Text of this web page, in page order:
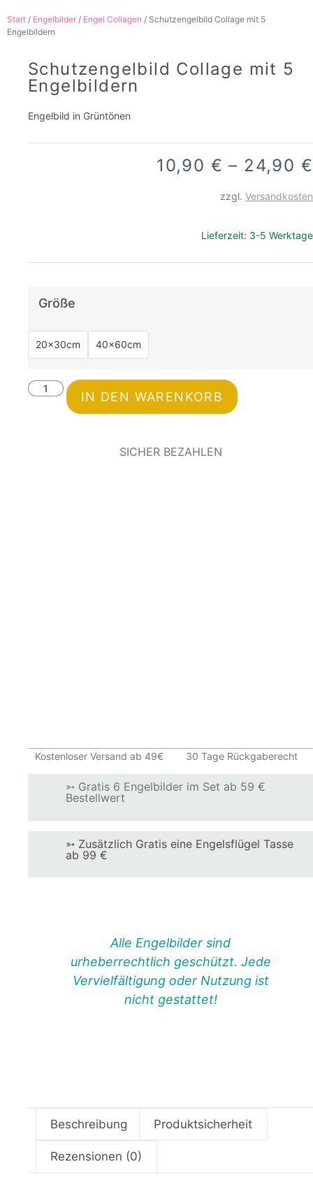
Start / Engelbilder / Engel Collagen / Schutzengelbild Collage mit 5
Engelbildern
Schutzengelbild Collage mit 5
Engelbildern
Engelbild in Grüntönen
10,90 € – 24,90 €
zzgl. Versandkosten
Lieferzeit: 3-5 Werktage
Größe
20x30cm 40x60cm
IN DEN WARENKORB
SICHER BEZAHLEN
Kostenloser Versand ab 49€ 30 Tage Rückgaberecht
➳ Gratis 6 Engelbilder im Set ab 59 €
Bestellwert
➳ Zusätzlich Gratis eine Engelsflügel Tasse
ab 99 €
Alle Engelbilder sind
urheberrechtlich geschützt. Jede
Vervielfältigung oder Nutzung ist
nicht gestattet!
Beschreibung Produktsicherheit
Rezensionen (0)